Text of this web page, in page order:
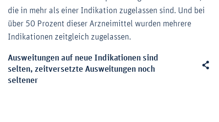
die in mehr als einer Indikation zugelassen sind. Und bei
über 50 Prozent dieser Arzneimittel wurden mehrere
Indikationen zeitgleich zugelassen.